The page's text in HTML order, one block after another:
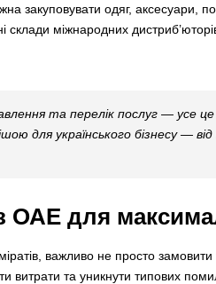
закуповувати одяг, аксесуари,
міжнародних
та перелік послуг — усе
для українського бізнесу —
для
важливо не просто
витрати та уникнути типових